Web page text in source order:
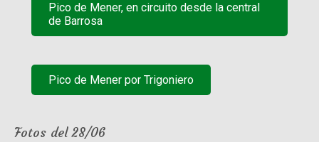
Pico de Mener, en circuito desde la central
de Barrosa
Pico de Mener por Trigoniero
Fotos del 28/06